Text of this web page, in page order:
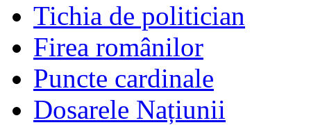
Tichia de politician
Firea românilor
Puncte cardinale
Dosarele Națiunii